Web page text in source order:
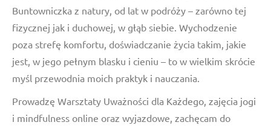
Buntowniczka z natury, od lat w podróży – zarówno tej
fizycznej jak i duchowej, w głąb siebie. Wychodzenie
poza strefę komfortu, doświadczanie życia takim, jakie
jest, w jego pełnym blasku i cieniu – to w wielkim skrócie
myśl przewodnia moich praktyk i nauczania.
Prowadzę Warsztaty Uważności dla Każdego, zajęcia jogi
i mindfulness online oraz wyjazdowe, zachęcam do